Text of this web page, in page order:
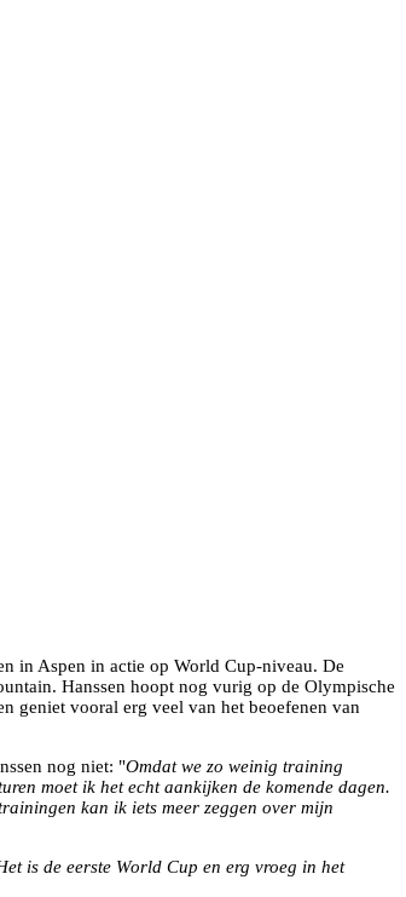
in Aspen in actie op World Cup-niveau. De
Hanssen hoopt nog vurig op de Olympische
geniet vooral erg veel van het beoefenen van
nog niet: "Omdat we zo weinig training
moet ik het echt aankijken de komende dagen.
kan ik iets meer zeggen over mijn
is de eerste World Cup en erg vroeg in het